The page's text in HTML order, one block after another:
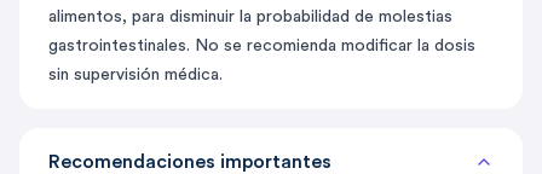
alimentos, para disminuir la probabilidad de molestias
gastrointestinales. No se recomienda modificar la dosis
sin supervisión médica.
Recomendaciones importantes